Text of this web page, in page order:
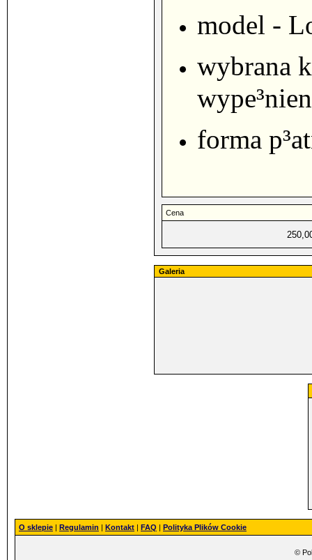
model -
wybrana
forma
Cena
Galeria
O sklepie | Regulamin | Kontakt | FAQ | Polityka Plików Cookie
©